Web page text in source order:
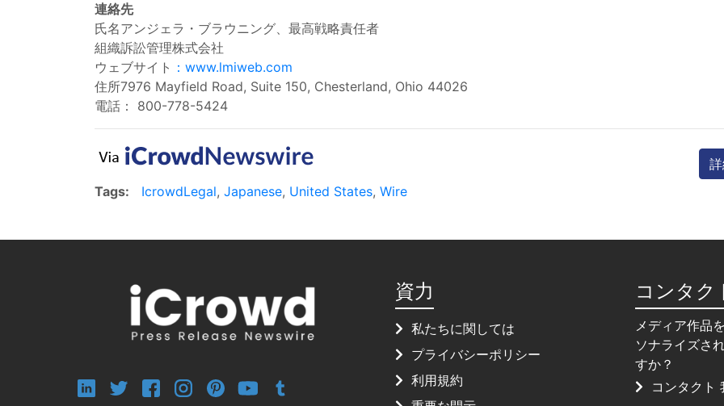
連絡先
氏名アンジェラ・ブラウニング、最高戦略責任者
組織訴訟管理株式会社
ウェブサイト ：www.lmiweb.com
住所7976 Mayfield Road, Suite 150, Chesterland, Ohio 44026
電話： 800-778-5424
Tags:
IcrowdLegal, Japanese, United States, Wire
資力
私たちに関しては
プライバシーポリシー
利用規約
コンタク
メディア作品
ソナライズさ
すか？
コンタクト